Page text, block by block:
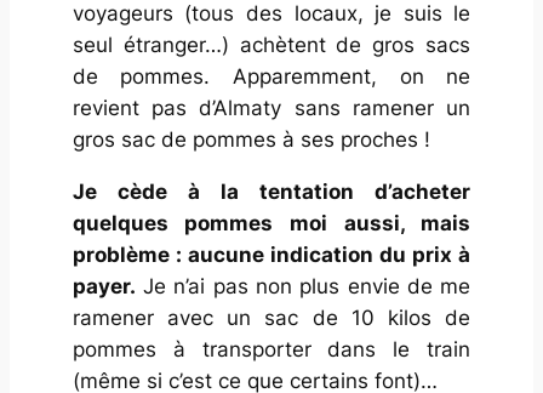
voyageurs (tous des locaux, je suis le
seul étranger…) achètent de gros sacs
de pommes. Apparemment, on ne
revient pas d’Almaty sans ramener un
gros sac de pommes à ses proches !
Je cède à la tentation d’acheter
quelques pommes moi aussi, mais
problème : aucune indication du prix à
payer. Je n’ai pas non plus envie de me
ramener avec un sac de 10 kilos de
pommes à transporter dans le train
(même si c’est ce que certains font)…